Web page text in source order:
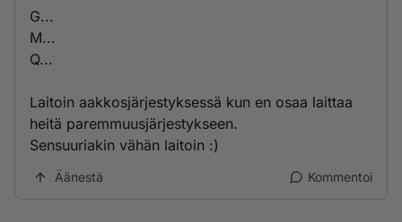
G...
M...
Q...
Laitoin aakkosjärjestyksessä kun en osaa laittaa
heitä paremmuusjärjestykseen.
Sensuuriakin vähän laitoin :)
Äänestä Kommentoi